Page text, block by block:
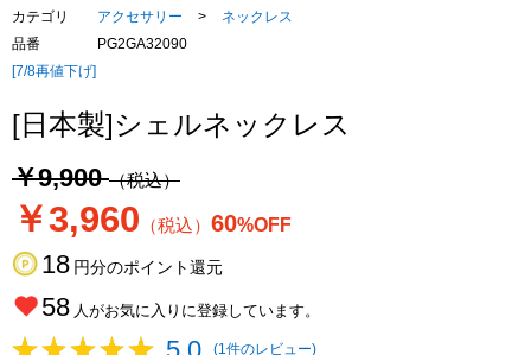
カテゴリ
アクセサリー >
ネックレス
品番
PG2GA32090
[7/8再値下げ]
[日本製]シェルネックレス
￥9,900（税込）
￥3,960 （税込） 60%OFF
18 円分のポイント還元
58 人がお気に入りに登録しています。
(1件のレビュー)